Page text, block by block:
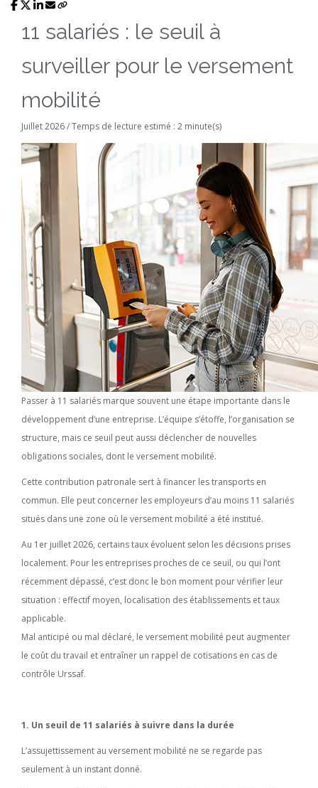
11 salariés : le seuil à
surveiller pour le versement
mobilité
Juillet 2026 / Temps de lecture estimé : 2 minute(s)
Passer à 11 salariés marque souvent une étape importante dans le
développement d’une entreprise. L’équipe s’étoffe, l’organisation se
structure, mais ce seuil peut aussi déclencher de nouvelles
obligations sociales, dont le versement mobilité.
Cette contribution patronale sert à financer les transports en
commun. Elle peut concerner les employeurs d’au moins 11 salariés
situés dans une zone où le versement mobilité a été institué.
Au 1er juillet 2026, certains taux évoluent selon les décisions prises
localement. Pour les entreprises proches de ce seuil, ou qui l’ont
récemment dépassé, c’est donc le bon moment pour vérifier leur
situation : effectif moyen, localisation des établissements et taux
applicable.
Mal anticipé ou mal déclaré, le versement mobilité peut augmenter
le coût du travail et entraîner un rappel de cotisations en cas de
contrôle Urssaf.
1. Un seuil de 11 salariés à suivre dans la durée
L’assujettissement au versement mobilité ne se regarde pas
seulement à un instant donné.